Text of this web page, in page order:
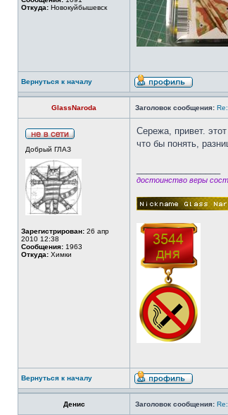
Откуда: Новокуйбышевск
Вернуться к началу
GlassNaroda Заголовок сообщения:
Добрый ГЛАЗ
Зарегистрирован: 26 апр
2010 12:38
Сообщения: 1963
Откуда: Химки
Сережа, привет.
что бы понять,
достоинство веры
Вернуться к началу
Денис Заголовок сообщения: